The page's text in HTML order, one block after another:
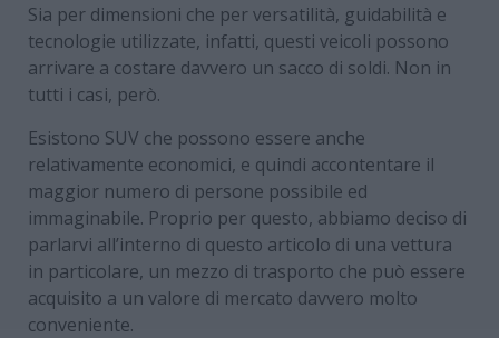
Sia per dimensioni che per versatilità, guidabilità e
tecnologie utilizzate, infatti, questi veicoli possono
arrivare a costare davvero un sacco di soldi. Non in
tutti i casi, però.
Esistono SUV che possono essere anche
relativamente economici, e quindi accontentare il
maggior numero di persone possibile ed
immaginabile. Proprio per questo, abbiamo deciso di
parlarvi all’interno di questo articolo di una vettura
in particolare, un mezzo di trasporto che può essere
acquisito a un valore di mercato davvero molto
conveniente.